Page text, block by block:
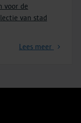
voor de
van stad
Lees meer